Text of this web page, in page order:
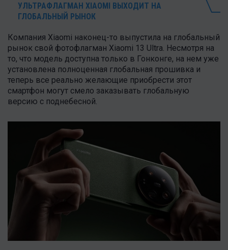
УЛЬТРАФЛАГМАН XIAOMI ВЫХОДИТ НА
ГЛОБАЛЬНЫЙ РЫНОК
Компания Xiaomi наконец-то выпустила на глобальный
рынок свой фотофлагман Xiaomi 13 Ultra. Несмотря на
то, что модель доступна только в Гонконге, на нем уже
установлена полноценная глобальная прошивка и
теперь все реально желающие приобрести этот
смартфон могут смело заказывать глобальную
версию с поднебесной.